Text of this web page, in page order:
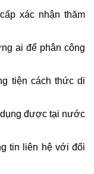
xác nhận thăm
ai để phân công
tiện cách thức di
được tại nước
tin liên hệ với đối